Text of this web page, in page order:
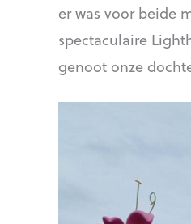
er was voor beide
spectaculaire
genoot onze